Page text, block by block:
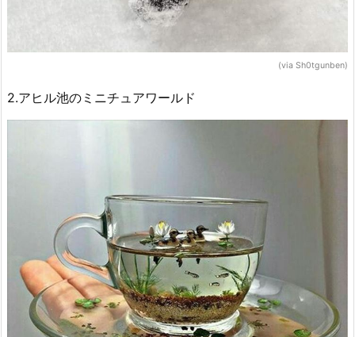
(via Sh0tgunben)
2.アヒル池のミニチュアワールド